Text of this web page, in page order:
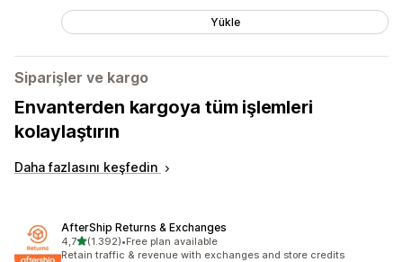
Yükle
Siparişler ve kargo
Envanterden kargoya tüm işlemleri
kolaylaştırın
Daha fazlasını keşfedin
AfterShip Returns & Exchanges
4,75 yıldız üzerinden
(1.392)
toplam 1392 değerlendirme
•Free plan available
Retain traffic & revenue with exchanges and store credits